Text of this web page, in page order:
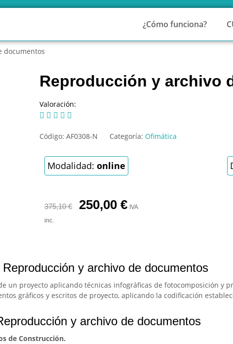
¿Cómo funciona?
documentos
Reproducción y archivo
Valoración:
    
Código: AF0308-N Categoría: Ofimática
Modalidad: online
375,10€ 250,00 € IVA
inc.
y archivo de documentos
un proyecto aplicando técnicas infográficas de fotocomposición y
gráficos y escritos de proyecto, aplicando la codificación
y archivo de documentos
de Construcción.